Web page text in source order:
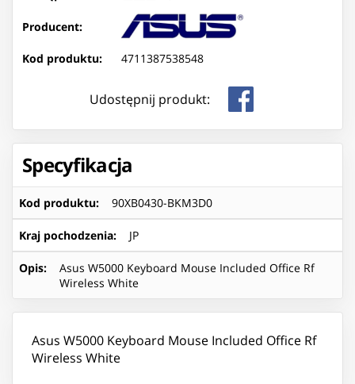
Producent:
Kod produktu: 4711387538548
Udostępnij produkt:
Specyfikacja
Kod produktu: 90XB0430-BKM3D0
Kraj pochodzenia: JP
Opis:
Asus W5000 Keyboard Mouse Included Office Rf
Wireless White
Asus W5000 Keyboard Mouse Included Office Rf
Wireless White